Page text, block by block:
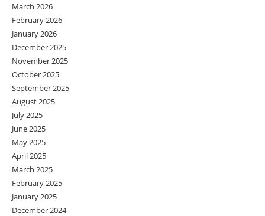
March 2026
February 2026
January 2026
December 2025
November 2025
October 2025
September 2025
August 2025
July 2025
June 2025
May 2025
April 2025
March 2025
February 2025
January 2025
December 2024